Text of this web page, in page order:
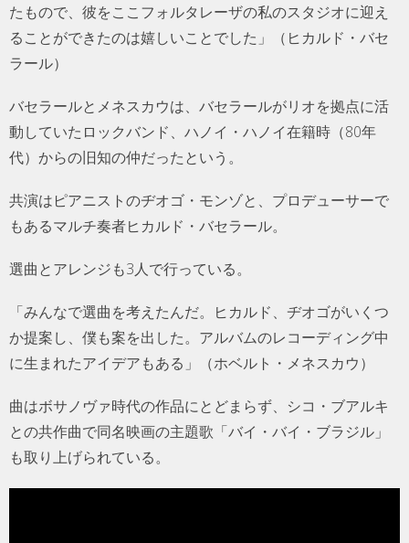
たもので、彼をここフォルタレーザの私のスタジオに迎え
ることができたのは嬉しいことでした」（ヒカルド・バセ
ラール）
バセラールとメネスカウは、バセラールがリオを拠点に活
動していたロックバンド、ハノイ・ハノイ在籍時（80年
代）からの旧知の仲だったという。
共演はピアニストのヂオゴ・モンゾと、プロデューサーで
もあるマルチ奏者ヒカルド・バセラール。
選曲とアレンジも3人で行っている。
「みんなで選曲を考えたんだ。ヒカルド、ヂオゴがいくつ
か提案し、僕も案を出した。アルバムのレコーディング中
に生まれたアイデアもある」（ホベルト・メネスカウ）
曲はボサノヴァ時代の作品にとどまらず、シコ・ブアルキ
との共作曲で同名映画の主題歌「バイ・バイ・ブラジル」
も取り上げられている。